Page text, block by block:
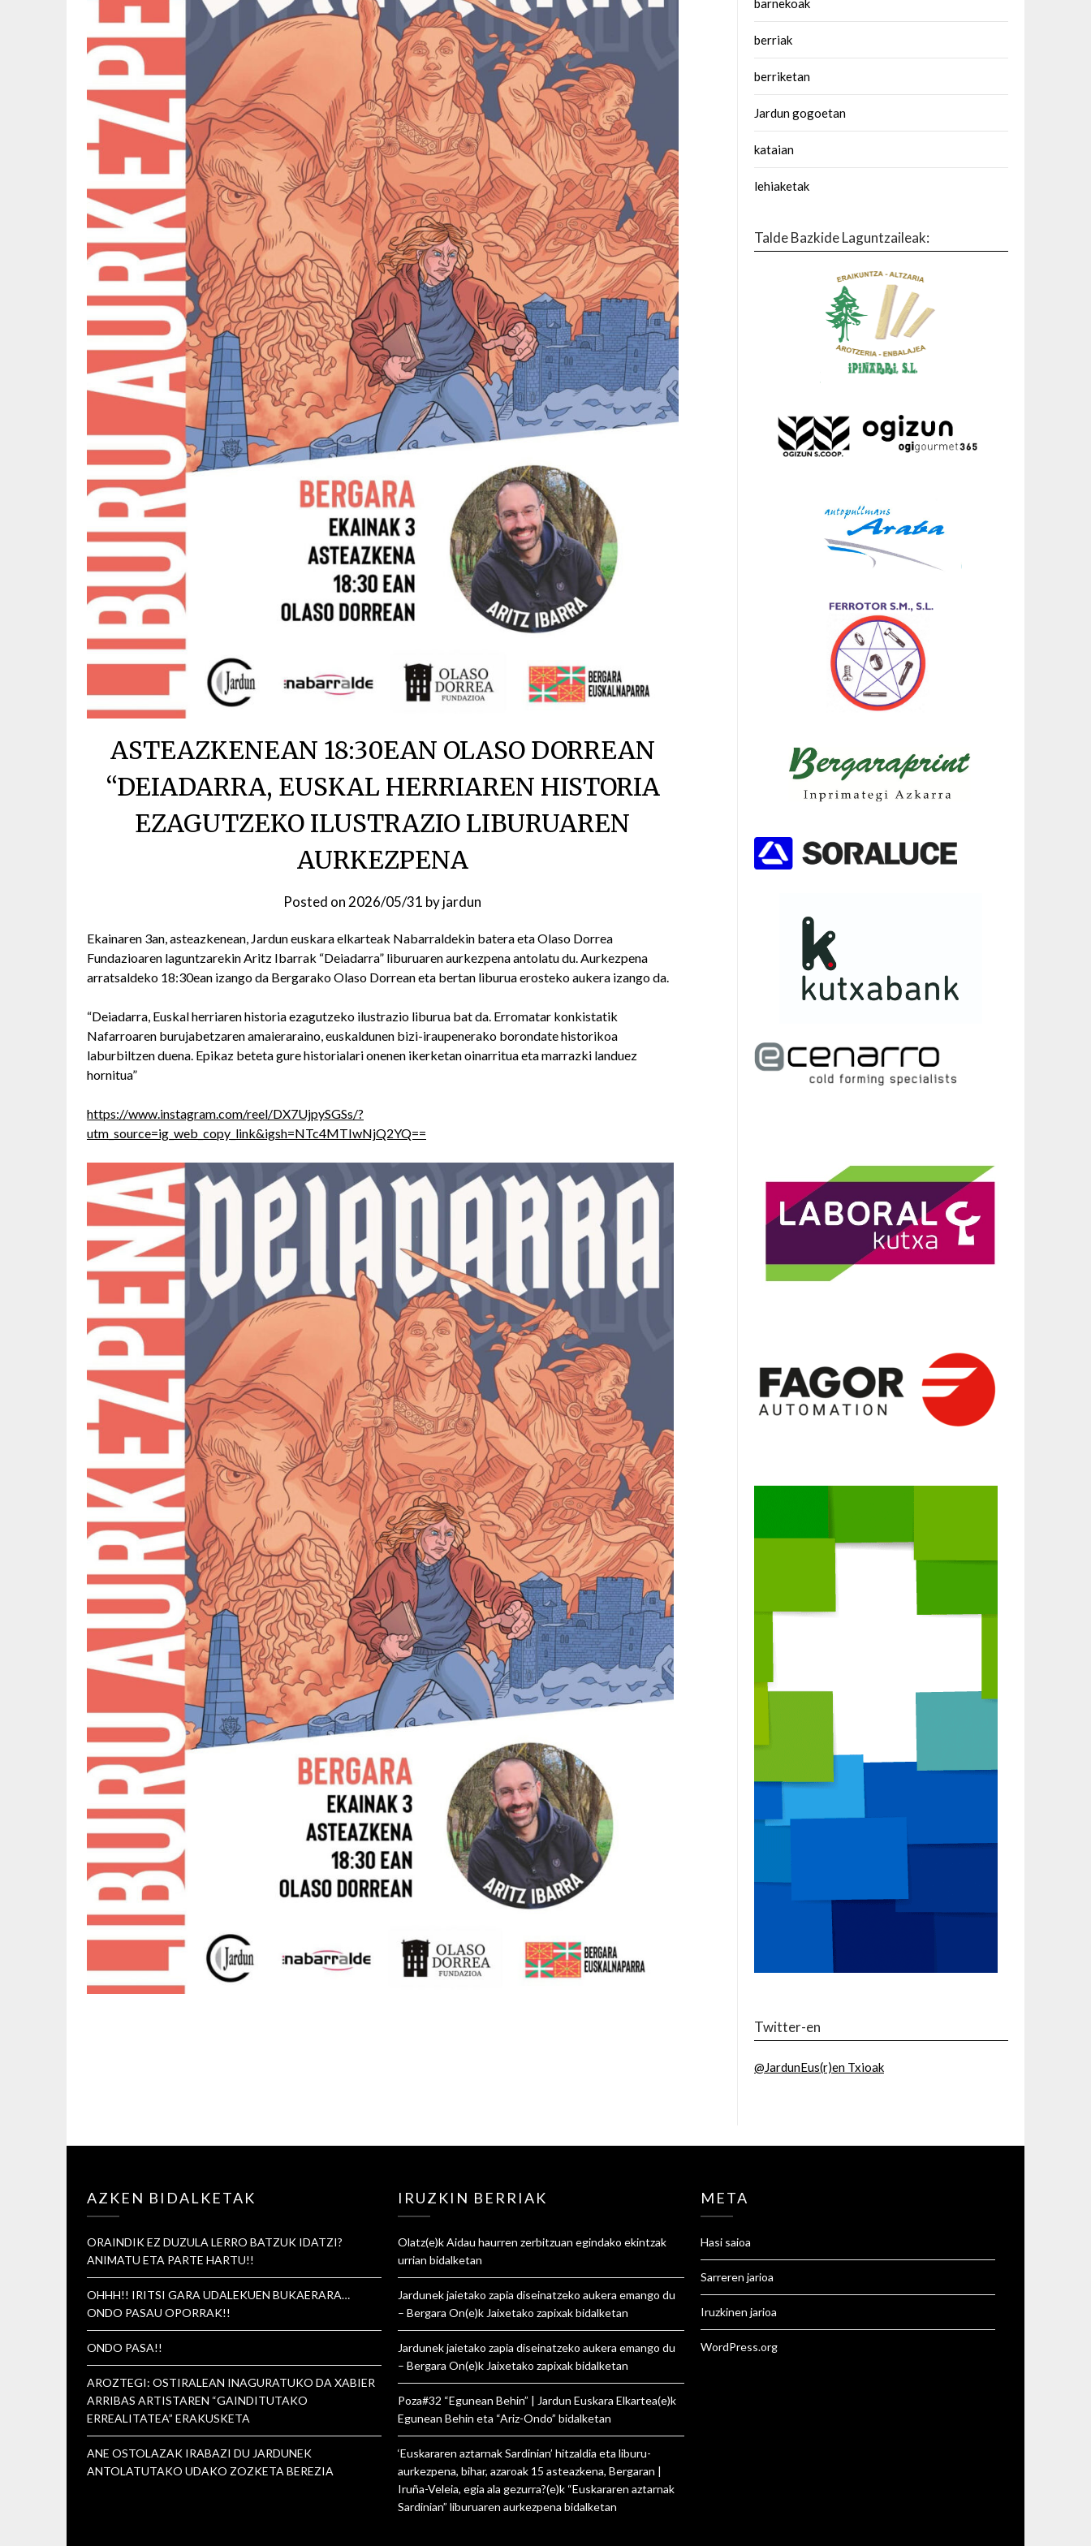
ASTEAZKENEAN 18:30EAN OLASO DORREAN
“DEIADARRA, EUSKAL HERRIAREN HISTORIA
EZAGUTZEKO ILUSTRAZIO LIBURUAREN
AURKEZPENA
Posted on2026/05/31 byjardun
Ekainaren 3an, asteazkenean, Jardun euskara elkarteak Nabarraldekin batera eta Olaso Dorrea
Fundazioaren laguntzarekin Aritz Ibarrak “Deiadarra” liburuaren aurkezpena antolatu du. Aurkezpena
arratsaldeko 18:30ean izango da Bergarako Olaso Dorrean eta bertan liburua erosteko aukera izango da.
“Deiadarra, Euskal herriaren historia ezagutzeko ilustrazio liburua bat da. Erromatar konkistatik
Nafarroaren burujabetzaren amaieraraino, euskaldunen bizi-iraupenerako borondate historikoa
laburbiltzen duena. Epikaz beteta gure historialari onenen ikerketan oinarritua eta marrazki landuez
hornitua”
https://www.instagram.com/reel/DX7UjpySGSs/?
utm_source=ig_web_copy_link&igsh=NTc4MTIwNjQ2YQ==
barnekoak
berriak
berriketan
Jardun gogoetan
kataian
lehiaketak
Talde Bazkide Laguntzaileak:
Twitter-en
@JardunEus(r)en Txioak
AZKEN BIDALKETAK
ORAINDIK EZ DUZULA LERRO BATZUK IDATZI?
ANIMATU ETA PARTE HARTU!!
OHHH!! IRITSI GARA UDALEKUEN BUKAERARA…
ONDO PASAU OPORRAK!!
ONDO PASA!!
AROZTEGI: OSTIRALEAN INAGURATUKO DA XABIER
ARRIBAS ARTISTAREN “GAINDITUTAKO
ERREALITATEA” ERAKUSKETA
ANE OSTOLAZAK IRABAZI DU JARDUNEK
ANTOLATUTAKO UDAKO ZOZKETA BEREZIA
IRUZKIN BERRIAK
Olatz(e)kAidau haurren zerbitzuan egindako ekintzak
urrian bidalketan
Jardunek jaietako zapia diseinatzeko aukera emango du
– Bergara On(e)k Jaixetako zapixakbidalketan
Jardunek jaietako zapia diseinatzeko aukera emango du
– Bergara On(e)k Jaixetako zapixakbidalketan
Poza#32 “Egunean Behin” | Jardun Euskara Elkartea(e)k
Egunean Behin eta “Ariz-Ondo” bidalketan
‘Euskararen aztarnak Sardinian’ hitzaldia eta liburu-
aurkezpena, bihar, azaroak 15 asteazkena, Bergaran |
Iruña-Veleia, egia ala gezurra?(e)k “Euskararen aztarnak
Sardinian” liburuaren aurkezpena bidalketan
META
Hasi saioa
Sarreren jarioa
Iruzkinen jarioa
WordPress.org